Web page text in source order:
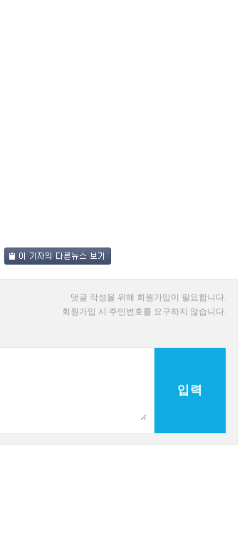
댓글 작성을 위해 회원가입이 필요합니다.
회원가입 시 주민번호를 요구하지 않습니다.
입력